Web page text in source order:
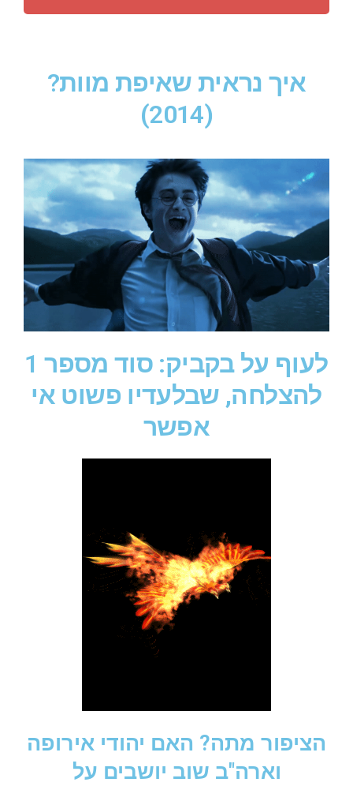
איך נראית שאיפת מוות?
(2014)
לעוף על בקביק: סוד מספר 1
להצלחה, שבלעדיו פשוט אי
אפשר
הציפור מתה? האם יהודי אירופה
וארה"ב שוב יושבים על